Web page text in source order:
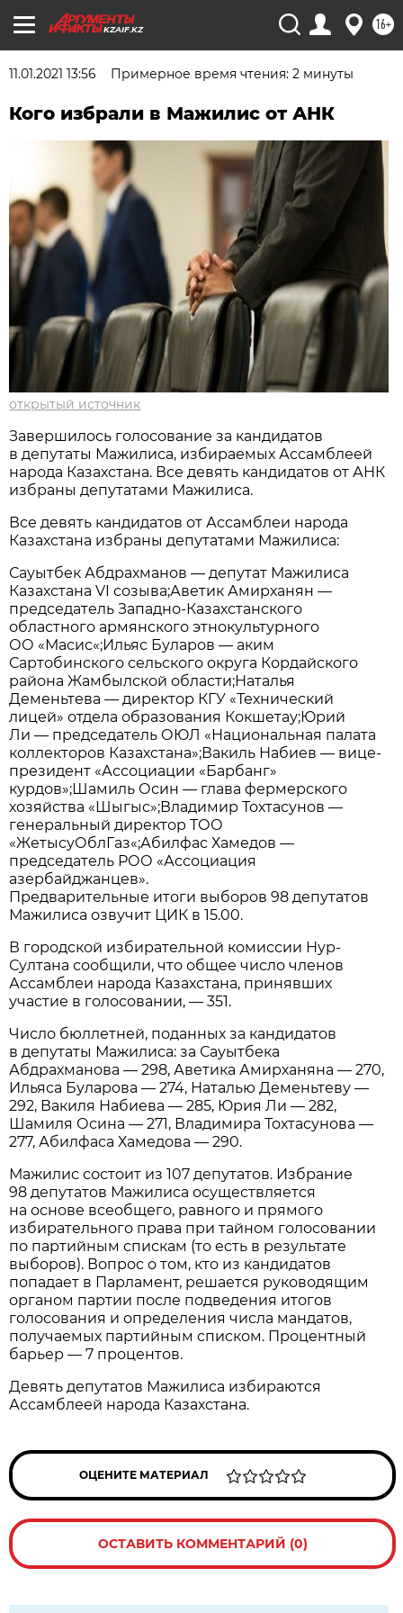
KZAIF.KZ 16+
11.01.2021 13:56 Примерное время чтения: 2 минуты
Кого избрали в Мажилис от АНК
открытый источник
Завершилось голосование за кандидатов
в депутаты Мажилиса, избираемых Ассамблеей
народа Казахстана. Все девять кандидатов от АНК
избраны депутатами Мажилиса.
Все девять кандидатов от Ассамблеи народа
Казахстана избраны депутатами Мажилиса:
Сауытбек Абдрахманов — депутат Мажилиса
Казахстана VI созыва;Аветик Амирханян —
председатель Западно-Казахстанского
областного армянского этнокультурного
ОО «Масис«;Ильяс Буларов — аким
Сартобинского сельского округа Кордайского
района Жамбылской области;Наталья
Деменьтева — директор КГУ «Технический
лицей» отдела образования Кокшетау;Юрий
Ли — председатель ОЮЛ «Национальная палата
коллекторов Казахстана»;Вакиль Набиев — вице-
президент «Ассоциации «Барбанг»
курдов»;Шамиль Осин — глава фермерского
хозяйства «Шыгыс»;Владимир Тохтасунов —
генеральный директор ТОО
«ЖетысуОблГаз«;Абилфас Хамедов —
председатель РОО «Ассоциация
азербайджанцев».
Предварительные итоги выборов 98 депутатов
Мажилиса озвучит ЦИК в 15.00.
В городской избирательной комиссии Нур-
Султана сообщили, что общее число членов
Ассамблеи народа Казахстана, принявших
участие в голосовании, — 351.
Число бюллетней, поданных за кандидатов
в депутаты Мажилиса: за Сауытбека
Абдрахманова — 298, Аветика Амирханяна — 270,
Ильяса Буларова — 274, Наталью Деменьтеву —
292, Вакиля Набиева — 285, Юрия Ли — 282,
Шамиля Осина — 271, Владимира Тохтасунова —
277, Абилфаса Хамедова — 290.
Мажилис состоит из 107 депутатов. Избрание
98 депутатов Мажилиса осуществляется
на основе всеобщего, равного и прямого
избирательного права при тайном голосовании
по партийным спискам (то есть в результате
выборов). Вопрос о том, кто из кандидатов
попадает в Парламент, решается руководящим
органом партии после подведения итогов
голосования и определения числа мандатов,
получаемых партийным списком. Процентный
барьер — 7 процентов.
Девять депутатов Мажилиса избираются
Ассамблеей народа Казахстана.
ОЦЕНИТЕ МАТЕРИАЛ
ОСТАВИТЬ КОММЕНТАРИЙ (0)